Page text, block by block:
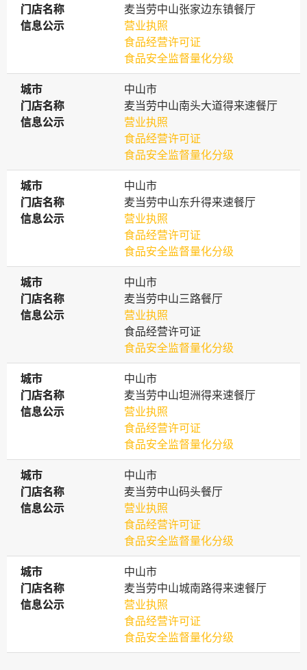
门店名称
门店名称
麦当劳中山张家边东镇餐厅
信息公示
信息公示
营业执照
食品经营许可证
食品安全监督量化分级
城市
城市
中山市
门店名称
门店名称
麦当劳中山南头大道得来速餐厅
信息公示
信息公示
营业执照
食品经营许可证
食品安全监督量化分级
城市
城市
中山市
门店名称
门店名称
麦当劳中山东升得来速餐厅
信息公示
信息公示
营业执照
食品经营许可证
食品安全监督量化分级
城市
城市
中山市
门店名称
门店名称
麦当劳中山三路餐厅
信息公示
信息公示
营业执照
食品经营许可证
食品安全监督量化分级
城市
城市
中山市
门店名称
门店名称
麦当劳中山坦洲得来速餐厅
信息公示
信息公示
营业执照
食品经营许可证
食品安全监督量化分级
城市
城市
中山市
门店名称
门店名称
麦当劳中山码头餐厅
信息公示
信息公示
营业执照
食品经营许可证
食品安全监督量化分级
城市
城市
中山市
门店名称
门店名称
麦当劳中山城南路得来速餐厅
信息公示
信息公示
营业执照
食品经营许可证
食品安全监督量化分级